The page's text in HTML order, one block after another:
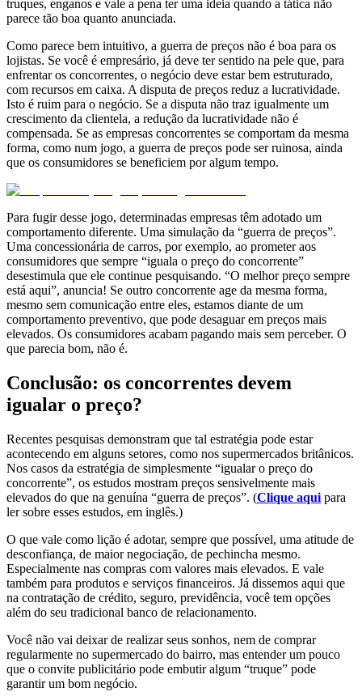
truques, enganos e vale a pena ter uma ideia quando a tática não
parece tão boa quanto anunciada.
Como parece bem intuitivo, a guerra de preços não é boa para os
lojistas. Se você é empresário, já deve ter sentido na pele que, para
enfrentar os concorrentes, o negócio deve estar bem estruturado,
com recursos em caixa. A disputa de preços reduz a lucratividade.
Isto é ruim para o negócio. Se a disputa não traz igualmente um
crescimento da clientela, a redução da lucratividade não é
compensada. Se as empresas concorrentes se comportam da mesma
forma, como num jogo, a guerra de preços pode ser ruinosa, ainda
que os consumidores se beneficiem por algum tempo.
Para fugir desse jogo, determinadas empresas têm adotado um
comportamento diferente. Uma simulação da “guerra de preços”.
Uma concessionária de carros, por exemplo, ao prometer aos
consumidores que sempre “iguala o preço do concorrente”
desestimula que ele continue pesquisando. “O melhor preço sempre
está aqui”, anuncia! Se outro concorrente age da mesma forma,
mesmo sem comunicação entre eles, estamos diante de um
comportamento preventivo, que pode desaguar em preços mais
elevados. Os consumidores acabam pagando mais sem perceber. O
que parecia bom, não é.
Conclusão: os concorrentes devem
igualar o preço?
Recentes pesquisas demonstram que tal estratégia pode estar
acontecendo em alguns setores, como nos supermercados britânicos.
Nos casos da estratégia de simplesmente “igualar o preço do
concorrente”, os estudos mostram preços sensivelmente mais
elevados do que na genuína “guerra de preços”. (Clique aqui para
ler sobre esses estudos, em inglês.)
O que vale como lição é adotar, sempre que possível, uma atitude de
desconfiança, de maior negociação, de pechincha mesmo.
Especialmente nas compras com valores mais elevados. E vale
também para produtos e serviços financeiros. Já dissemos aqui que
na contratação de crédito, seguro, previdência, você tem opções
além do seu tradicional banco de relacionamento.
Você não vai deixar de realizar seus sonhos, nem de comprar
regularmente no supermercado do bairro, mas entender um pouco
que o convite publicitário pode embutir algum “truque” pode
garantir um bom negócio.